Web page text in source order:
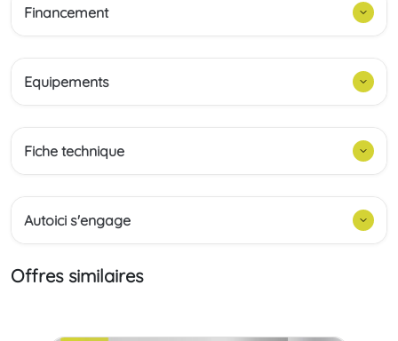
Financement
Equipements
Fiche technique
Autoici s'engage
Offres similaires